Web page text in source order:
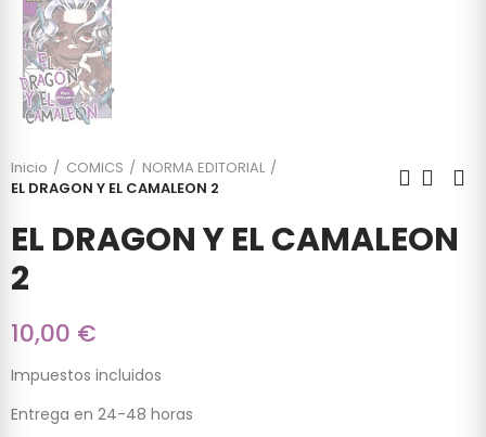
Inicio COMICS
NORMA EDITORIAL
EL DRAGON Y EL CAMALEON 2
EL DRAGON Y EL CAMALEON
2
10,00 €
Impuestos incluidos
Entrega en 24-48 horas